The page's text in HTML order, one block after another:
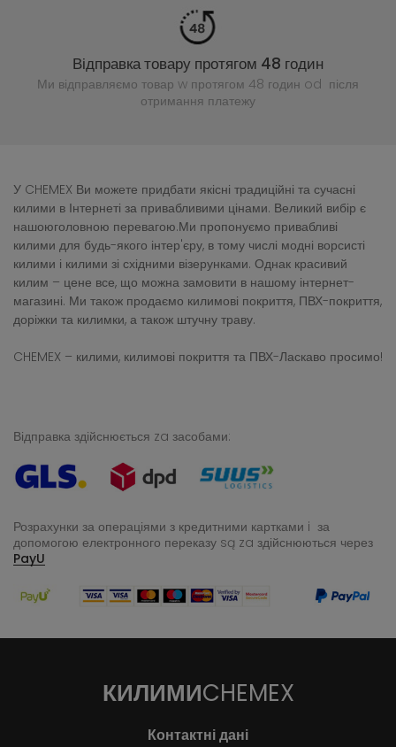
Відправка товару протягом 48 годин
Ми відправляємо товар w протягом 48 годин od після
отримання платежу
У CHEMEX Ви можете придбати якісні традиційні та сучасні
килими в Інтернеті за привабливими цінами. Великий вибір є
нашоюголовною перевагою.Ми пропонуємо привабливі
килими для будь-якого інтер'єру, в тому числі модні ворсисті
килими і килими зі східними візерунками. Однак красивий
килим – цене все, що можна замовити в нашому інтернет-
магазині. Ми також продаємо килимові покриття, ПВХ-покриття,
доріжки та килимки, а також штучну траву.
CHEMEX – килими, килимові покриття та ПВХ-Ласкаво просимо!
Відправка здійснюється za засобами:
Розрахунки за операціями з кредитними картками i за
допомогою електронного переказу są za здійснюються через
PayU
КИЛИМИCHEMEX
Контактні дані